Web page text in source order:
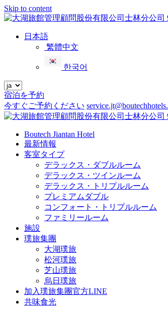
Skip to content
メ
日本語
繁體中文
한국어
宿泊を予約
今すぐご予約ください
Close
Boutech Jiantan Hotel
最新情報
客室タイプ
デラックス・ダブルルーム
デラックス・ツインルーム
デラックス・トリプルルーム
プレミアムダブル
コンフォート・トリプルルーム
ファミリールーム
施設
璞旅集團
大湖璞旅
松河璞旅
芝山璞旅
烏日璞旅
加入璞旅集團官方LINE
共味食光